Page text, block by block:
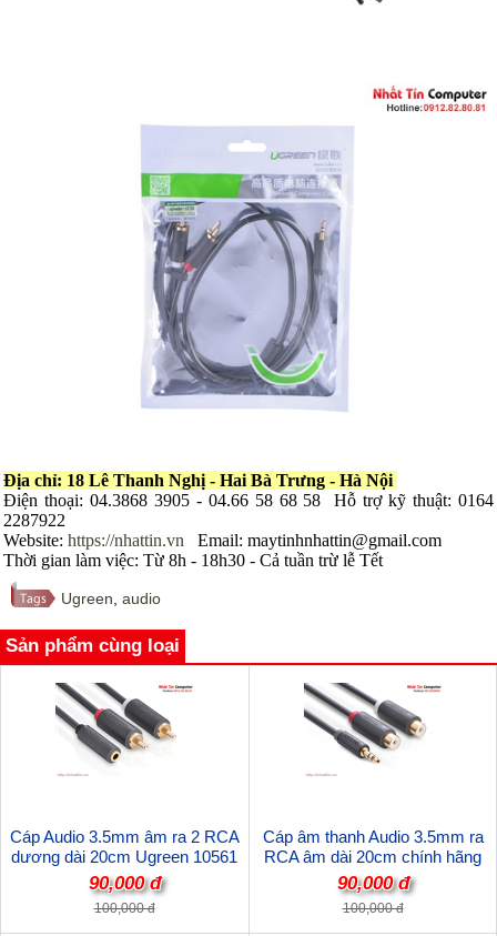
Địa chỉ: 18 Lê Thanh Nghị - Hai Bà Trưng - Hà Nội
Điện thoại: 04.3868 3905 - 04.66 58 68 58 Hỗ trợ kỹ thuật: 0164
2287922
Website: https://nhattin.vn Email: maytinhnhattin@gmail.com
Thời gian làm việc: Từ 8h - 18h30 - Cả tuần trừ lễ Tết
Ugreen audio
Sản phẩm cùng loại
Cáp Audio 3.5mm âm ra 2 RCA
dương dài 20cm Ugreen 10561
mạ vàng 24K cao cấp
90,000 đ
100,000 đ
Cáp âm thanh Audio 3.5mm ra
RCA âm dài 20cm chính hãng
Ugreen 10547 cao cấp
90,000 đ
100,000 đ